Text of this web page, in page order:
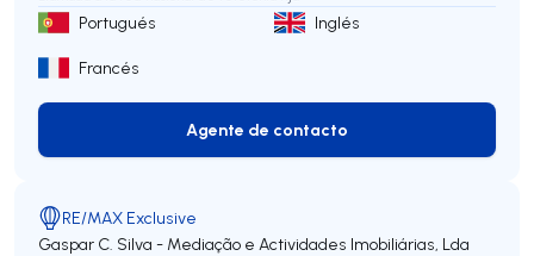
Portugués Inglés
Francés
Agente de contacto
Agente de contacto
RE/MAX Exclusive
Gaspar C. Silva - Mediação e Actividades Imobiliárias, Lda